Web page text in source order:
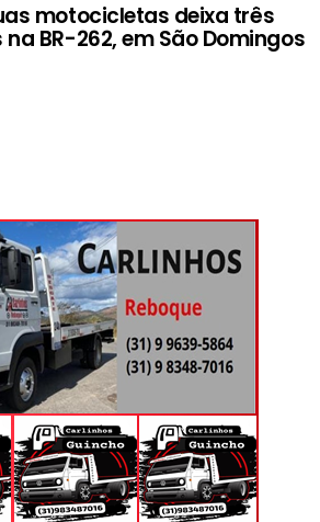
motocicletas deixa três
BR-262, em São Domingos